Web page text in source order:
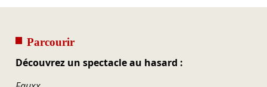
Parcourir
Découvrez un spectacle au hasard :